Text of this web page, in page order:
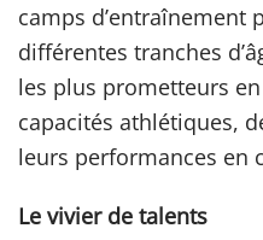
camps d’entraînement
différentes tranches
les plus prometteurs
capacités athlétiques,
leurs performances en
Le vivier de talents